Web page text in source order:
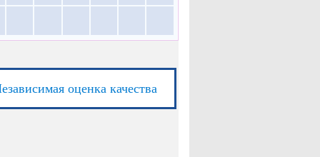
оценка качества